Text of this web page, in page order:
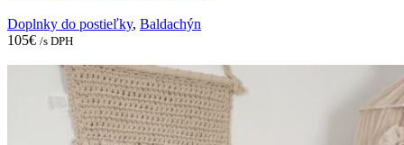
Doplnky do postieľky, Baldachýn
105€ /s DPH